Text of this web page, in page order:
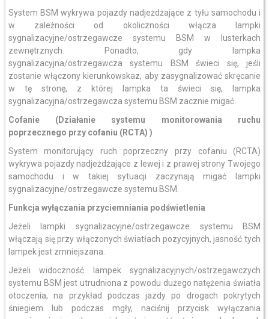
System BSM wykrywa pojazdy nadjeżdżające z tyłu samochodu i
w zależności od okoliczności włącza lampki
sygnalizacyjne/ostrzegawcze systemu BSM w lusterkach
zewnętrznych. Ponadto, gdy lampka
sygnalizacyjna/ostrzegawcza systemu BSM świeci się, jeśli
zostanie włączony kierunkowskaz, aby zasygnalizować skręcanie
w tę stronę, z której lampka ta świeci się, lampka
sygnalizacyjna/ostrzegawcza systemu BSM zacznie migać.
Cofanie (Działanie systemu monitorowania ruchu
poprzecznego przy cofaniu (RCTA) )
System monitorujący ruch poprzeczny przy cofaniu (RCTA)
wykrywa pojazdy nadjeżdżające z lewej i z prawej strony Twojego
samochodu i w takiej sytuacji zaczynają migać lampki
sygnalizacyjne/ostrzegawcze systemu BSM.
Funkcja wyłączania przyciemniania podświetlenia
Jeżeli lampki sygnalizacyjne/ostrzegawcze systemu BSM
włączają się przy włączonych światłach pozycyjnych, jasność tych
lampek jest zmniejszana.
Jeżeli widoczność lampek sygnalizacyjnych/ostrzegawczych
systemu BSM jest utrudniona z powodu dużego natężenia światła
otoczenia, na przykład podczas jazdy po drogach pokrytych
śniegiem lub podczas mgły, naciśnij przycisk wyłączania